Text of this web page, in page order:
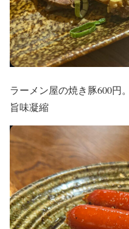
ラーメン屋の焼き豚600円。
旨味凝縮